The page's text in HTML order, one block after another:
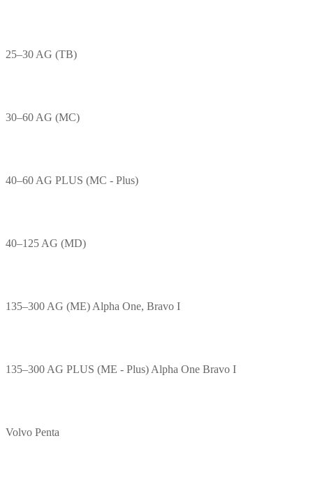
25–30 AG (TB)
30–60 AG (MC)
40–60 AG PLUS (MC - Plus)
40–125 AG (MD)
135–300 AG (ME) Alpha One, Bravo I
135–300 AG PLUS (ME - Plus) Alpha One Bravo I
Volvo Penta